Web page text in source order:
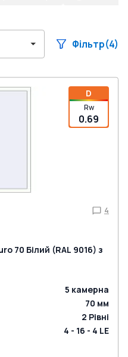
Фільтр(4)
D
Rw
0.69
4
70 Білий (RAL 9016) з
5 камерна
70 мм
2 Рівні
4 - 16 - 4 LE